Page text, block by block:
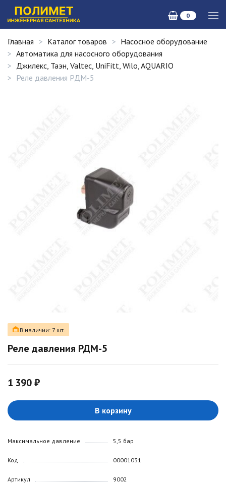
0
Главная Каталог товаров
Насосное оборудование
Автоматика для насосного оборудования
Джилекс, Таэн, Valtec, UniFitt, Wilo, AQUARIO
Реле давления РДМ-5
В наличии: 7 шт.
Реле давления РДМ-5
1 390 ₽
В корзину
Максимальное давление
Код
Артикул
5,5 бар
00001031
9002